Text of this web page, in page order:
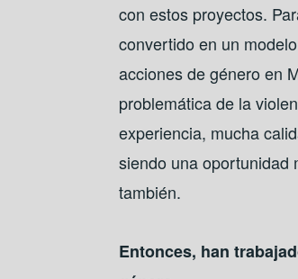
con estos proyectos.
convertido en un
acciones de género en
problemática de la
experiencia, mucha
siendo una oportunidad
también.
Entonces, han